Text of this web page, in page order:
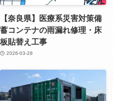
【奈良県】医療系災害対策備
蓄コンテナの雨漏れ修理・床
板貼替え工事
2026-03-28